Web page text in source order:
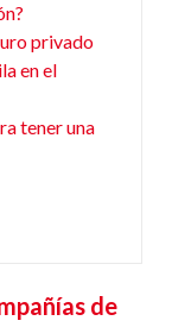
privado
en el
tener una
de